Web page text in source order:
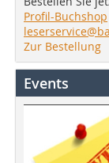
Profil-Buchshop
Zur Bestellung
Events